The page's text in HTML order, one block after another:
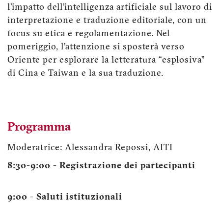
l’impatto dell’intelligenza artificiale sul lavoro di
interpretazione e traduzione editoriale, con un
focus su etica e regolamentazione. Nel
pomeriggio, l’attenzione si sposterà verso
Oriente per esplorare la letteratura “esplosiva”
di Cina e Taiwan e la sua traduzione.
Programma
Moderatrice: Alessandra Repossi, AITI
8:30-9:00 - Registrazione dei partecipanti
9:00 - Saluti istituzionali